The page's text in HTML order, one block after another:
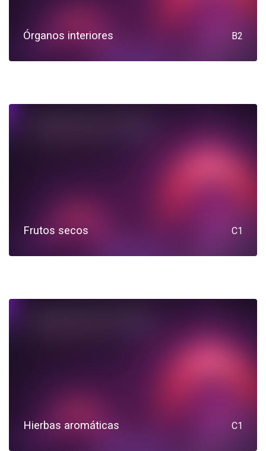
Órganos interiores B2
Frutos secos C1
Hierbas aromáticas C1